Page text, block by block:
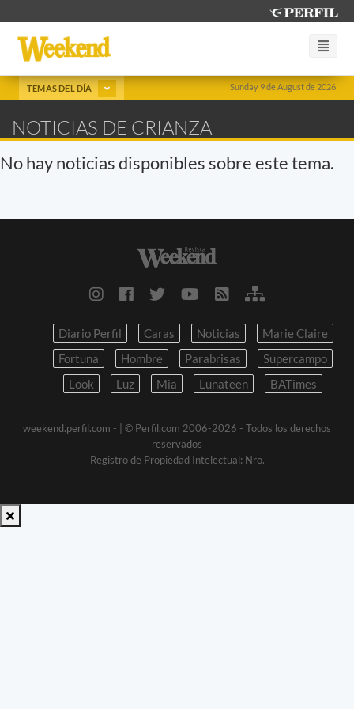
Sunday 9 de August de 2026
TEMAS DEL DÍA
NOTICIAS DE CRIANZA
No hay noticias disponibles sobre este tema.
Diario Perfil Caras Noticias
Marie Claire
Fortuna
Hombre Parabrisas
Supercampo
Look
Luz Mia Lunateen BATimes
weekend.perfil.com -
| © Perfil.com 2006-2026 - Todos los derechos
reservados
Registro de Propiedad Intelectual: Nro.